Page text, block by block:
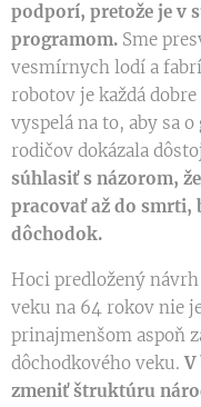
podporí, pretože je v
programom. Sme
vesmírnych lodí a
robotov je každá
vyspelá na to, aby sa
rodičov dokázala
súhlasiť s názorom,
pracovať až do smrti,
dôchodok.
Hoci predložený
veku na 64 rokov nie
prinajmenšom aspoň
dôchodkového veku.V
zmeniť štruktúru